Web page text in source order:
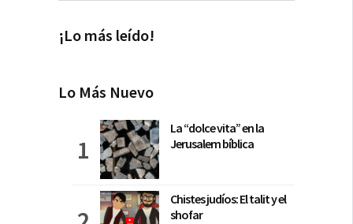
¡Lo más leído!
Lo Más Nuevo
La “dolce vita” en la
Jerusalem bíblica
Chistes judíos: El talit y el
shofar